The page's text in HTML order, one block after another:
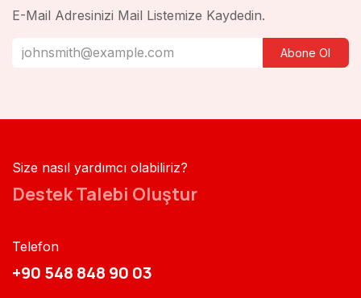
E-Mail Adresinizi Mail Listemize Kaydedin.
Abone Ol
Size nasıl yardımcı olabiliriz?
Destek Talebi Oluştur
Telefon
+90 548 848 90 03​​